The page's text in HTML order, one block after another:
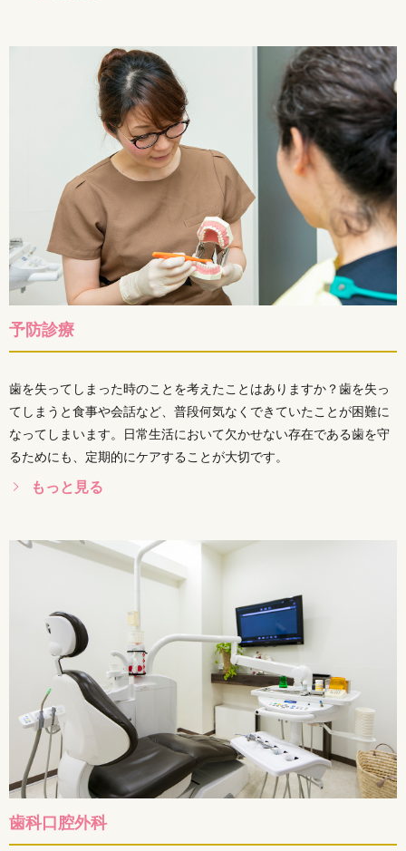
予防診療
歯を失ってしまった時のことを考えたことはありますか？歯を失っ
てしまうと食事や会話など、普段何気なくできていたことが困難に
なってしまいます。日常生活において欠かせない存在である歯を守
るためにも、定期的にケアすることが大切です。
もっと見る
歯科口腔外科